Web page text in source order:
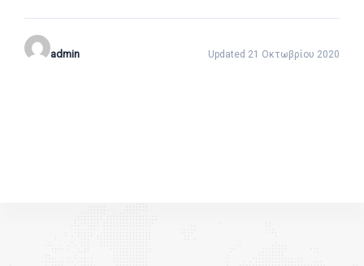
admin Updated 21 Οκτωβρίου 2020